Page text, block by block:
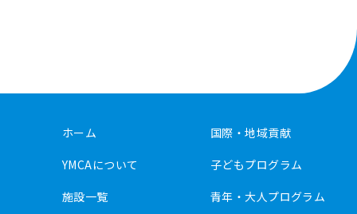
ホーム
YMCAについて
施設一覧
国際・地域貢献
子どもプログラム
青年・大人プログラム